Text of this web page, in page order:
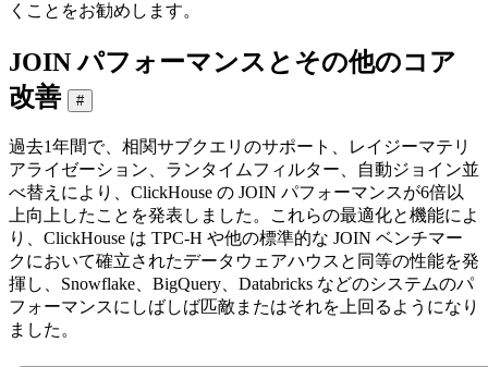
くことをお勧めします。
JOIN パフォーマンスとその他のコア
改善
#
過去1年間で、相関サブクエリのサポート、レイジーマテリ
アライゼーション、ランタイムフィルター、自動ジョイン並
べ替えにより、ClickHouse の JOIN パフォーマンスが6倍以
上向上したことを発表しました。これらの最適化と機能によ
り、ClickHouse は TPC-H や他の標準的な JOIN ベンチマー
クにおいて確立されたデータウェアハウスと同等の性能を発
揮し、Snowflake、BigQuery、Databricks などのシステムのパ
フォーマンスにしばしば匹敵またはそれを上回るようになり
ました。